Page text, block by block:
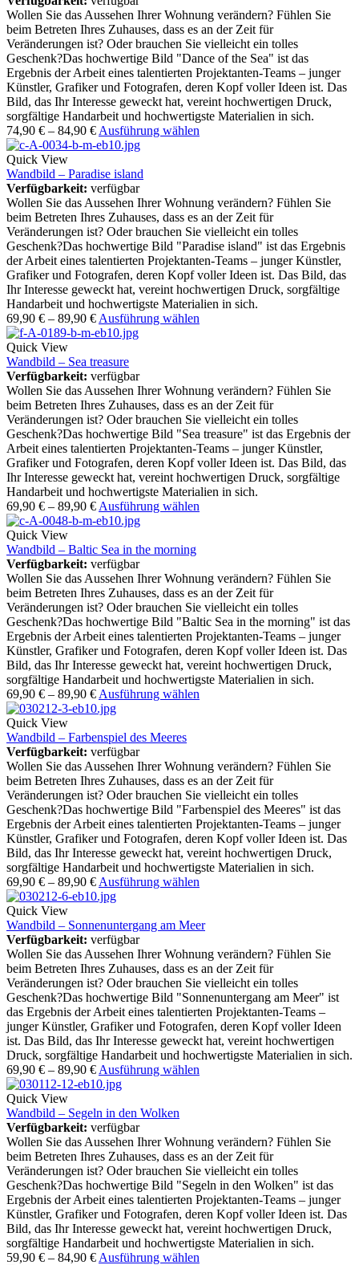
Wollen Sie das Aussehen Ihrer Wohnung verändern? Fühlen Sie
beim Betreten Ihres Zuhauses, dass es an der Zeit für
Veränderungen ist? Oder brauchen Sie vielleicht ein tolles
Geschenk?Das hochwertige Bild "Dance of the Sea" ist das
Ergebnis der Arbeit eines talentierten Projektanten-Teams – junger
Künstler, Grafiker und Fotografen, deren Kopf voller Ideen ist. Das
Bild, das Ihr Interesse geweckt hat, vereint hochwertigen Druck,
sorgfältige Handarbeit und hochwertigste Materialien in sich.
74,90 € – 84,90 € Ausführung wählen
Quick View
Wandbild – Paradise island
Verfügbarkeit: verfügbar
Wollen Sie das Aussehen Ihrer Wohnung verändern? Fühlen Sie
beim Betreten Ihres Zuhauses, dass es an der Zeit für
Veränderungen ist? Oder brauchen Sie vielleicht ein tolles
Geschenk?Das hochwertige Bild "Paradise island" ist das Ergebnis
der Arbeit eines talentierten Projektanten-Teams – junger Künstler,
Grafiker und Fotografen, deren Kopf voller Ideen ist. Das Bild, das
Ihr Interesse geweckt hat, vereint hochwertigen Druck, sorgfältige
Handarbeit und hochwertigste Materialien in sich.
69,90 € – 89,90 € Ausführung wählen
Quick View
Wandbild – Sea treasure
Verfügbarkeit: verfügbar
Wollen Sie das Aussehen Ihrer Wohnung verändern? Fühlen Sie
beim Betreten Ihres Zuhauses, dass es an der Zeit für
Veränderungen ist? Oder brauchen Sie vielleicht ein tolles
Geschenk?Das hochwertige Bild "Sea treasure" ist das Ergebnis der
Arbeit eines talentierten Projektanten-Teams – junger Künstler,
Grafiker und Fotografen, deren Kopf voller Ideen ist. Das Bild, das
Ihr Interesse geweckt hat, vereint hochwertigen Druck, sorgfältige
Handarbeit und hochwertigste Materialien in sich.
69,90 € – 89,90 € Ausführung wählen
Quick View
Wandbild – Baltic Sea in the morning
Verfügbarkeit: verfügbar
Wollen Sie das Aussehen Ihrer Wohnung verändern? Fühlen Sie
beim Betreten Ihres Zuhauses, dass es an der Zeit für
Veränderungen ist? Oder brauchen Sie vielleicht ein tolles
Geschenk?Das hochwertige Bild "Baltic Sea in the morning" ist das
Ergebnis der Arbeit eines talentierten Projektanten-Teams – junger
Künstler, Grafiker und Fotografen, deren Kopf voller Ideen ist. Das
Bild, das Ihr Interesse geweckt hat, vereint hochwertigen Druck,
sorgfältige Handarbeit und hochwertigste Materialien in sich.
69,90 € – 89,90 € Ausführung wählen
Quick View
Wandbild – Farbenspiel des Meeres
Verfügbarkeit: verfügbar
Wollen Sie das Aussehen Ihrer Wohnung verändern? Fühlen Sie
beim Betreten Ihres Zuhauses, dass es an der Zeit für
Veränderungen ist? Oder brauchen Sie vielleicht ein tolles
Geschenk?Das hochwertige Bild "Farbenspiel des Meeres" ist das
Ergebnis der Arbeit eines talentierten Projektanten-Teams – junger
Künstler, Grafiker und Fotografen, deren Kopf voller Ideen ist. Das
Bild, das Ihr Interesse geweckt hat, vereint hochwertigen Druck,
sorgfältige Handarbeit und hochwertigste Materialien in sich.
69,90 € – 89,90 € Ausführung wählen
Quick View
Wandbild – Sonnenuntergang am Meer
Verfügbarkeit: verfügbar
Wollen Sie das Aussehen Ihrer Wohnung verändern? Fühlen Sie
beim Betreten Ihres Zuhauses, dass es an der Zeit für
Veränderungen ist? Oder brauchen Sie vielleicht ein tolles
Geschenk?Das hochwertige Bild "Sonnenuntergang am Meer" ist
das Ergebnis der Arbeit eines talentierten Projektanten-Teams –
junger Künstler, Grafiker und Fotografen, deren Kopf voller Ideen
ist. Das Bild, das Ihr Interesse geweckt hat, vereint hochwertigen
Druck, sorgfältige Handarbeit und hochwertigste Materialien in sich.
69,90 € – 89,90 € Ausführung wählen
Quick View
Wandbild – Segeln in den Wolken
Verfügbarkeit: verfügbar
Wollen Sie das Aussehen Ihrer Wohnung verändern? Fühlen Sie
beim Betreten Ihres Zuhauses, dass es an der Zeit für
Veränderungen ist? Oder brauchen Sie vielleicht ein tolles
Geschenk?Das hochwertige Bild "Segeln in den Wolken" ist das
Ergebnis der Arbeit eines talentierten Projektanten-Teams – junger
Künstler, Grafiker und Fotografen, deren Kopf voller Ideen ist. Das
Bild, das Ihr Interesse geweckt hat, vereint hochwertigen Druck,
sorgfältige Handarbeit und hochwertigste Materialien in sich.
59,90 € – 84,90 € Ausführung wählen